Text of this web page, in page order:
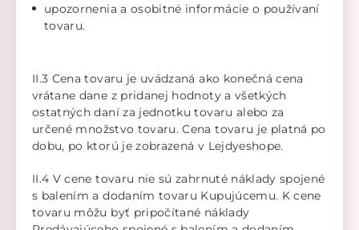
upozornenia a osobitné informácie o používaní
tovaru.
II.3 Cena tovaru je uvádzaná ako konečná cena
vrátane dane z pridanej hodnoty a všetkých
ostatných daní za jednotku tovaru alebo za
určené množstvo tovaru. Cena tovaru je platná po
dobu, po ktorú je zobrazená v Lejdyeshope.
II.4 V cene tovaru nie sú zahrnuté náklady spojené
s balením a dodaním tovaru Kupujúcemu. K cene
tovaru môžu byť pripočítané náklady